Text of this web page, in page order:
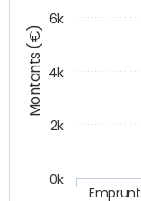
Montants (€)
Emprunt
0k
2k
4k
6k